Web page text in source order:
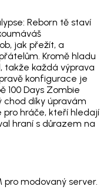
Reborn tě staví
jak přežít, a
Kromě hladu
takže každá výprava
konfigurace je
100 Days Zombie
chod díky úpravám
pro hráče, kteří hledají
hraní s důrazem na
pro modovaný server.